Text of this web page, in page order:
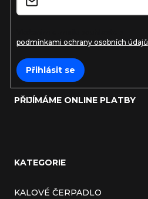
podmínkami ochrany osobních údajů
Přihlásit se
PŘIJÍMÁME ONLINE PLATBY
KATEGORIE
KALOVÉ ČERPADLO